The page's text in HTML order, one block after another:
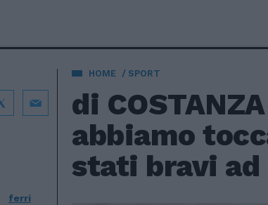
HOME SPORT
di
abbiamo
stati bravi ad
ferri